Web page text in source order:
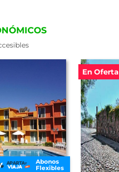
Abonos
Flexibles
En Oferta